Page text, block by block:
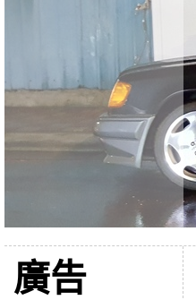
廣告